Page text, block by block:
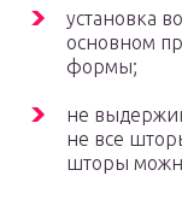
установка
основном
формы;
не
не все
шторы